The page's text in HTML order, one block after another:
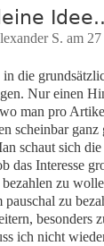
Idee..
S. am
die
Nur einen
man pro
scheinbar
schaut sich die
das Interesse
zu
pauschal zu
besonders
ich nicht